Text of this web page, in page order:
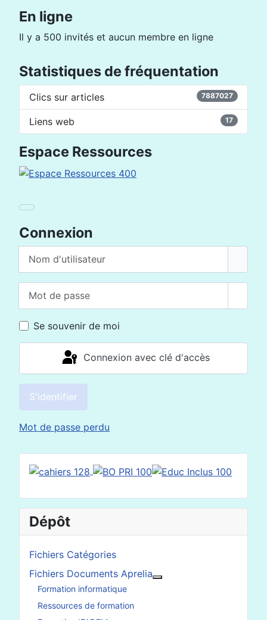
Espace Ressources
Connexion
Se souvenir de moi
Connexion avec clé d'accès
S'identifier
Mot de passe perdu
Dépôt
Fichiers Catégories
Fichiers Documents Aprelia
Formation informatique
Ressources de formation
En ligne
Il y a 500 invités et aucun membre en ligne
Statistiques de fréquentation
Clics sur articles 7887027
Liens web 17